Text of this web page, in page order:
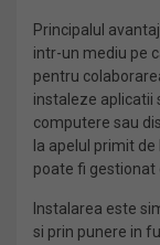
Principalul
intr-un mediu pe
pentru
instaleze aplicatii
computere sau
la apelul primit
poate fi gestionat
Instalarea este
si prin punere in